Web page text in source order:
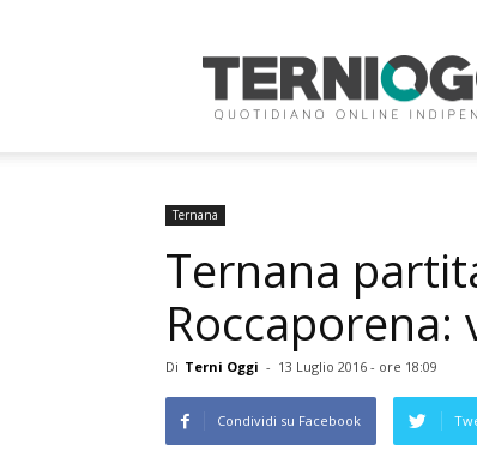
Oggi
Ternana
Ternana
Di Terni Oggi - 13 Luglio 2016 - ore 18:09
Condividi su Facebook